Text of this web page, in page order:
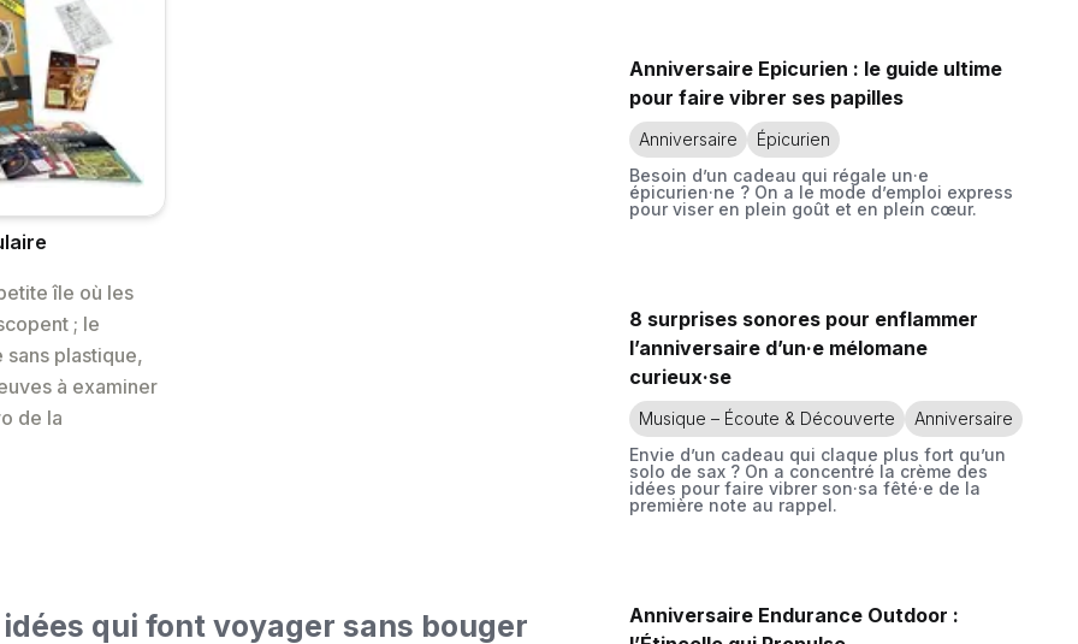
île où les
; le
plastique,
à examiner
de la
qui font voyager sans bouger
Anniversaire Epicurien : le guide ultime
pour faire vibrer ses papilles
Anniversaire
Épicurien
Besoin d’un cadeau qui régale un·e
épicurien·ne ? On a le mode d’emploi express
pour viser en plein goût et en plein cœur.
8 surprises sonores pour enflammer
l’anniversaire d’un·e mélomane
curieux·se
Musique – Écoute & Découverte
Anniversaire
Envie d’un cadeau qui claque plus fort qu’un
solo de sax ? On a concentré la crème des
idées pour faire vibrer son·sa fêté·e de la
première note au rappel.
Anniversaire Endurance Outdoor :